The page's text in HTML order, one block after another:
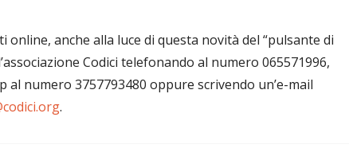
online, anche alla luce di questa novità del “pulsante di
Codici telefonando al numero 065571996,
al numero 3757793480 oppure scrivendo un’e-mail
.